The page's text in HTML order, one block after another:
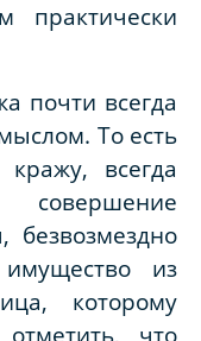
практически
почти всегда
То есть
всегда
безвозмездно
из
которому
что